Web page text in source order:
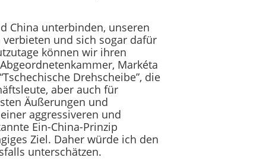
China unterbinden, unseren
und sich sogar dafür
können wir ihren
Markéta
Drehscheibe”, die
aber auch für
Äußerungen und
aggressiveren und
Ein-China-Prinzip
Ziel. Daher würde ich den
unterschätzen.